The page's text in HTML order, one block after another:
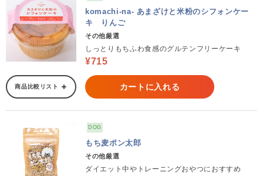
komachi-na- あまざけと米粉のシフォンケー
キ りんご
その他厳選
しっとりもちふわ食感のグルテンフリーケーキ
¥715
商品比較リスト カートに入れる
DOG
もち麦ポン太郎
その他厳選
ダイエット中やトレーニングおやつにおすすめ